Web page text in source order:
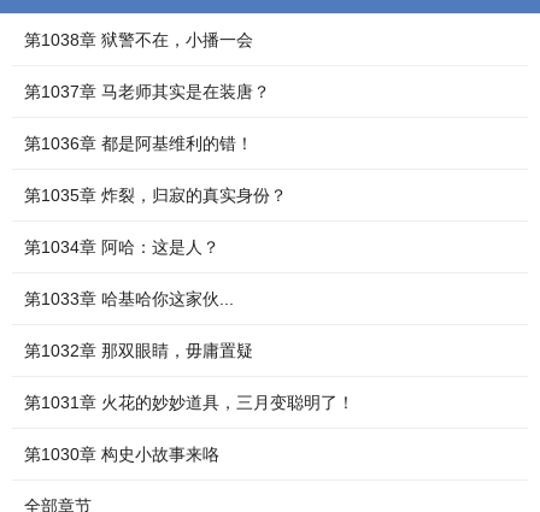
第1038章 狱警不在，小播一会
第1037章 马老师其实是在装唐？
第1036章 都是阿基维利的错！
第1035章 炸裂，归寂的真实身份？
第1034章 阿哈：这是人？
第1033章 哈基哈你这家伙...
第1032章 那双眼睛，毋庸置疑
第1031章 火花的妙妙道具，三月变聪明了！
第1030章 构史小故事来咯
全部章节